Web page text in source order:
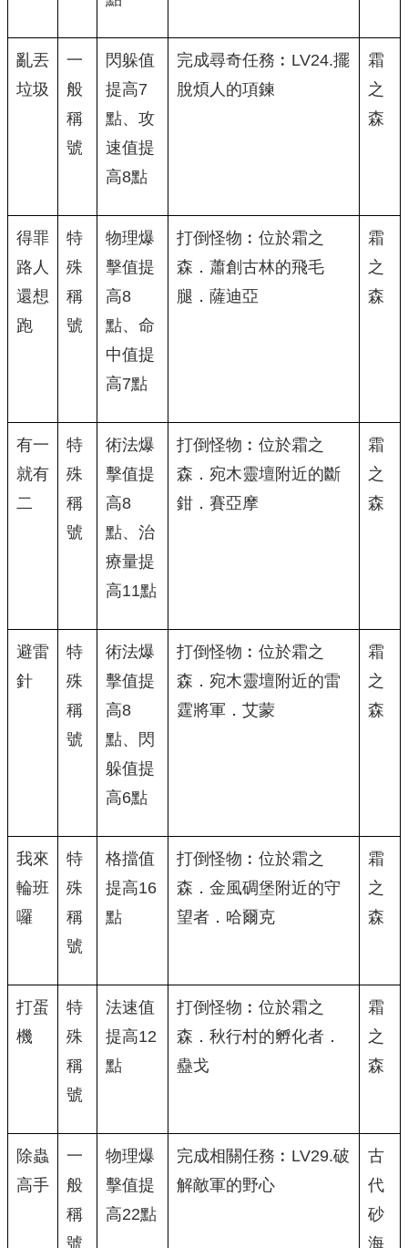
亂丟
垃圾
一
般
稱
號
閃躲值
提高7
點、攻
速值提
高8點
完成尋奇任務︰LV24.擺
脫煩人的項鍊
霜
之
森
得罪
路人
還想
跑
特
殊
稱
號
物理爆
擊值提
高8
點、命
中值提
高7點
打倒怪物︰位於霜之
森．蕭創古林的飛毛
腿．薩迪亞
霜
之
森
有一
就有
二
特
殊
稱
號
術法爆
擊值提
高8
點、治
療量提
高11點
打倒怪物︰位於霜之
森．宛木靈壇附近的斷
鉗．賽亞摩
霜
之
森
避雷
針
特
殊
稱
號
術法爆
擊值提
高8
點、閃
躲值提
高6點
打倒怪物︰位於霜之
森．宛木靈壇附近的雷
霆將軍．艾蒙
霜
之
森
我來
輪班
囉
特
殊
稱
號
格擋值
提高16
點
打倒怪物︰位於霜之
森．金風碉堡附近的守
望者．哈爾克
霜
之
森
打蛋
機
特
殊
稱
號
法速值
提高12
點
打倒怪物︰位於霜之
森．秋行村的孵化者．
蠱戈
霜
之
森
除蟲
高手
一
般
稱
號
物理爆
擊值提
高22點
完成相關任務︰LV29.破
解敵軍的野心
古
代
砂
海